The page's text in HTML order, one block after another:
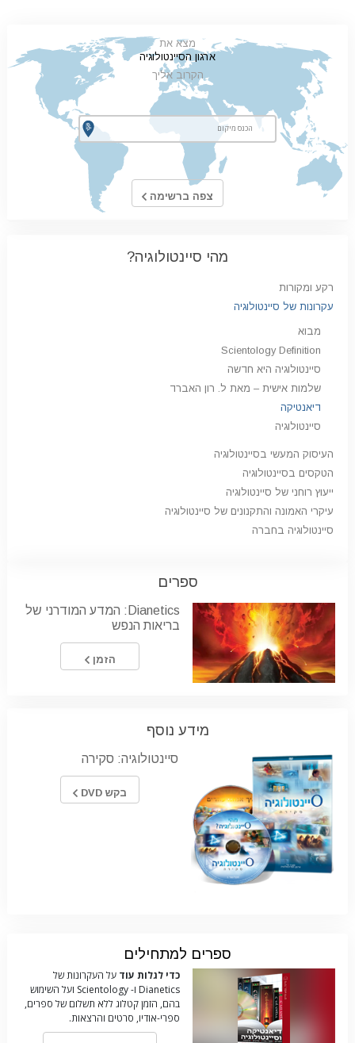
מצא את
ארגון הסיינטולוגיה
הקרוב אליך
צפה ברשימה
מהי סיינטולוגיה?
רקע ומקורות
עקרונות של סיינטולוגיה
מבוא
Scientology Definition
סיינטולוגיה היא חדשה
שלמות אישית – מאת ל. רון האברד
דיאנטיקה
סיינטולוגיה
העיסוק המעשי בסיינטולוגיה
הטקסים בסיינטולוגיה
ייעוץ רוחני של סיינטולוגיה
עיקרי האמונה והתקנונים של סיינטולוגיה
סיינטולוגיה בחברה
ספרים
Dianetics: המדע המודרני של
בריאות הנפש
הזמן
מידע נוסף
סיינטולוגיה: סקירה
בקש DVD
ספרים למתחילים
כדי לגלות עוד על העקרונות של
Dianetics ו- Scientology ועל השימוש
בהם, הזמן קטלוג ללא תשלום של ספרים,
ספרי-אודיו, סרטים והרצאות.